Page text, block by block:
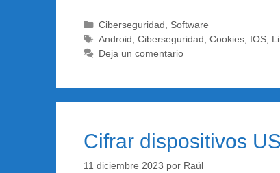
Categorías
Ciberseguridad
Software
Etiquetas
Android Ciberseguridad Cookies, IOS,
Deja un comentario
Cifrar dispositivos
11 diciembre 2023 por Raúl